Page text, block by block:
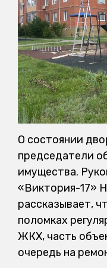
О состоянии
председатели
имущества.
«Виктория-17»
рассказывает,
поломках
ЖКХ, часть
очередь на